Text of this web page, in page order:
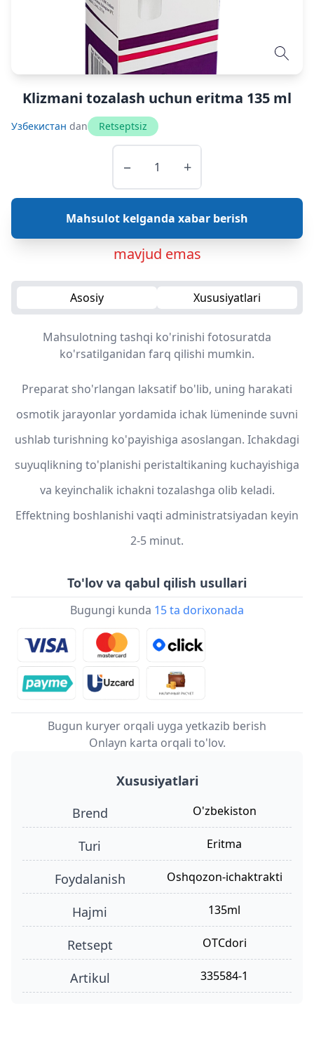
Klizmani tozalash uchun eritma 135 ml
Узбекистан dan Retseptsiz
− +
Mahsulot kelganda xabar berish
mavjud emas
Asosiy Xususiyatlari
Mahsulotning tashqi ko'rinishi fotosuratda
ko'rsatilganidan farq qilishi mumkin.
Preparat sho'rlangan laksatif bo'lib, uning harakati
osmotik jarayonlar yordamida ichak lümeninde suvni
ushlab turishning ko'payishiga asoslangan. Ichakdagi
suyuqlikning to'planishi peristaltikaning kuchayishiga
va keyinchalik ichakni tozalashga olib keladi.
Effektning boshlanishi vaqti administratsiyadan keyin
2-5 minut.
To'lov va qabul qilish usullari
Bugungi kunda 15 ta dorixonada
Bugun kuryer orqali uyga yetkazib berish
Onlayn karta orqali to'lov.
Xususiyatlari
Brend
O'zbekiston
turi eritma
foydalanish oshqozon-ichaktrakti
hajmi 135ml
retsept OTCdori
Artikul 335584-1